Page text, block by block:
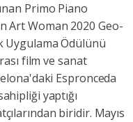
Primo Piano
Art Woman 2020 Geo-
Uygulama Ödülünü
film ve sanat
Espronceda
yaptığı
biridir. Mayıs